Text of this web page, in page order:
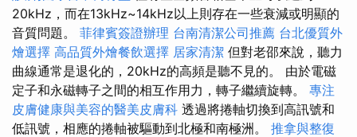
20kHz，而在13kHz~14kHz以上則存在一些衰減或明顯的
音質問題。 菲律賓簽證辦理 台南清潔公司推薦 台北優質外
燴選擇 高品質外燴餐飲選擇 居家清潔 但對老邵來說，聽力
曲線通常是退化的，20kHz的高頻是聽不見的。 由於電磁
定子和永磁轉子之間的相互作用力，轉子繼續旋轉。 專注
皮膚健康與美容的醫美皮膚科 透過將捲軸切換到高訊號和
低訊號，相應的捲軸被驅動到北極和南極洲。 推拿與整復